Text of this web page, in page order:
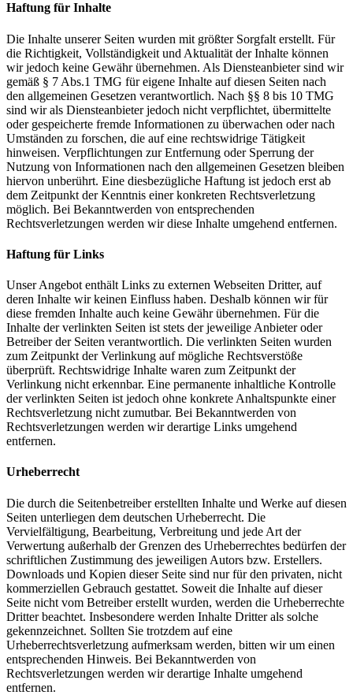
Haftung für Inhalte
Die Inhalte unserer Seiten wurden mit größter Sorgfalt erstellt. Für
die Richtigkeit, Vollständigkeit und Aktualität der Inhalte können
wir jedoch keine Gewähr übernehmen. Als Diensteanbieter sind wir
gemäß § 7 Abs.1 TMG für eigene Inhalte auf diesen Seiten nach
den allgemeinen Gesetzen verantwortlich. Nach §§ 8 bis 10 TMG
sind wir als Diensteanbieter jedoch nicht verpflichtet, übermittelte
oder gespeicherte fremde Informationen zu überwachen oder nach
Umständen zu forschen, die auf eine rechtswidrige Tätigkeit
hinweisen. Verpflichtungen zur Entfernung oder Sperrung der
Nutzung von Informationen nach den allgemeinen Gesetzen bleiben
hiervon unberührt. Eine diesbezügliche Haftung ist jedoch erst ab
dem Zeitpunkt der Kenntnis einer konkreten Rechtsverletzung
möglich. Bei Bekanntwerden von entsprechenden
Rechtsverletzungen werden wir diese Inhalte umgehend entfernen.
Haftung für Links
Unser Angebot enthält Links zu externen Webseiten Dritter, auf
deren Inhalte wir keinen Einfluss haben. Deshalb können wir für
diese fremden Inhalte auch keine Gewähr übernehmen. Für die
Inhalte der verlinkten Seiten ist stets der jeweilige Anbieter oder
Betreiber der Seiten verantwortlich. Die verlinkten Seiten wurden
zum Zeitpunkt der Verlinkung auf mögliche Rechtsverstöße
überprüft. Rechtswidrige Inhalte waren zum Zeitpunkt der
Verlinkung nicht erkennbar. Eine permanente inhaltliche Kontrolle
der verlinkten Seiten ist jedoch ohne konkrete Anhaltspunkte einer
Rechtsverletzung nicht zumutbar. Bei Bekanntwerden von
Rechtsverletzungen werden wir derartige Links umgehend
entfernen.
Urheberrecht
Die durch die Seitenbetreiber erstellten Inhalte und Werke auf diesen
Seiten unterliegen dem deutschen Urheberrecht. Die
Vervielfältigung, Bearbeitung, Verbreitung und jede Art der
Verwertung außerhalb der Grenzen des Urheberrechtes bedürfen der
schriftlichen Zustimmung des jeweiligen Autors bzw. Erstellers.
Downloads und Kopien dieser Seite sind nur für den privaten, nicht
kommerziellen Gebrauch gestattet. Soweit die Inhalte auf dieser
Seite nicht vom Betreiber erstellt wurden, werden die Urheberrechte
Dritter beachtet. Insbesondere werden Inhalte Dritter als solche
gekennzeichnet. Sollten Sie trotzdem auf eine
Urheberrechtsverletzung aufmerksam werden, bitten wir um einen
entsprechenden Hinweis. Bei Bekanntwerden von
Rechtsverletzungen werden wir derartige Inhalte umgehend
entfernen.